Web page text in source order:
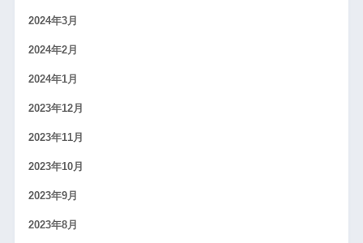
2024年3月
2024年2月
2024年1月
2023年12月
2023年11月
2023年10月
2023年9月
2023年8月